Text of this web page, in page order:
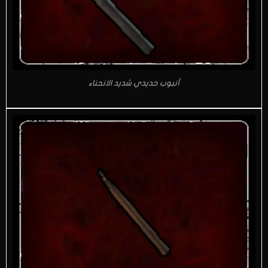
أنبوب حديدي شديد الانحناء